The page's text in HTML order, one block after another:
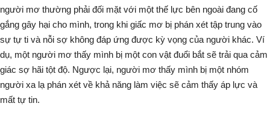
người mơ thường phải đối mặt với một thế lực bên ngoài đang cố
gắng gây hại cho mình, trong khi giấc mơ bị phán xét tập trung vào
sự tự ti và nỗi sợ không đáp ứng được kỳ vọng của người khác. Ví
dụ, một người mơ thấy mình bị một con vật đuổi bắt sẽ trải qua cảm
giác sợ hãi tột độ. Ngược lại, người mơ thấy mình bị một nhóm
người xa lạ phán xét về khả năng làm việc sẽ cảm thấy áp lực và
mất tự tin.